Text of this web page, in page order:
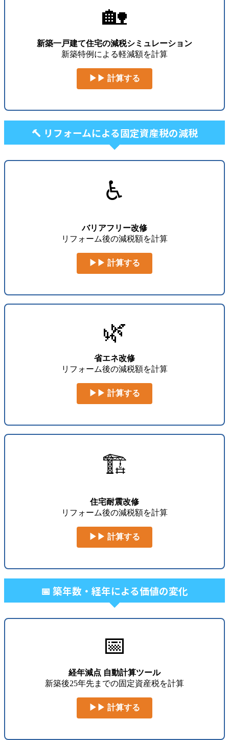
🏡
新築一戸建て住宅の減税シミュレーション
新築特例による軽減額を計算
▶▶ 計算する
🔨 リフォームによる固定資産税の減税
♿
バリアフリー改修
リフォーム後の減税額を計算
▶▶ 計算する
🌿
省エネ改修
リフォーム後の減税額を計算
▶▶ 計算する
🏗️
住宅耐震改修
リフォーム後の減税額を計算
▶▶ 計算する
📅 築年数・経年による価値の変化
📅
経年減点 自動計算ツール
新築後25年先までの固定資産税を計算
▶▶ 計算する